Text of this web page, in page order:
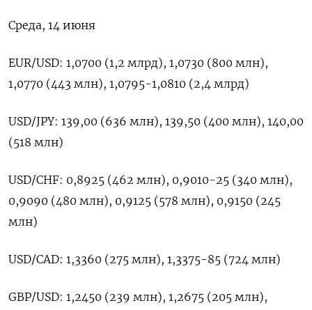
Среда, 14 июня
EUR/USD: 1,0700 (1,2 млрд), 1,0730 (800 млн),
1,0770 (443 млн), 1,0795-1,0810 (2,4 млрд)
USD/JPY: 139,00 (636 млн), 139,50 (400 млн), 140,00
(518 млн)
USD/CHF: 0,8925 (462 млн), 0,9010-25 (340 млн),
0,9090 (480 млн), 0,9125 (578 млн), 0,9150 (245
млн)
USD/CAD: 1,3360 (275 млн), 1,3375-85 (724 млн)
GBP/USD: 1,2450 (239 млн), 1,2675 (205 млн),